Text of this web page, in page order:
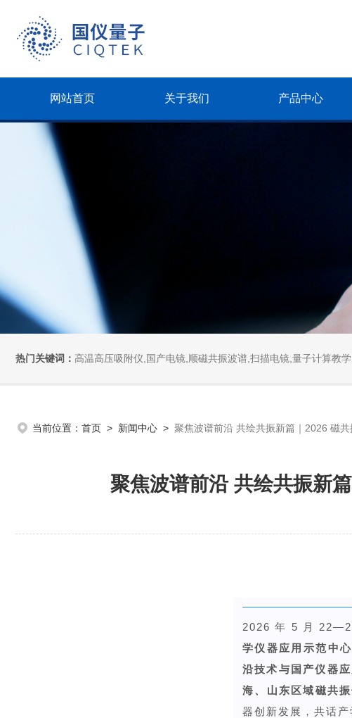
网站首页 关于我们 产品中心
热门关键词： 高温高压吸附仪,国产电镜,顺磁共振波谱,扫描电镜,量子计算教学
当前位置： 首页 > 新闻中心 > 聚焦波谱前沿 共绘共振新篇｜2026 磁
聚焦波谱前沿 共绘共振新
2026 年 5 月
学仪器应用示范中心
沿技术与国产仪器
海、山东区域磁共
器创新发展，共话产